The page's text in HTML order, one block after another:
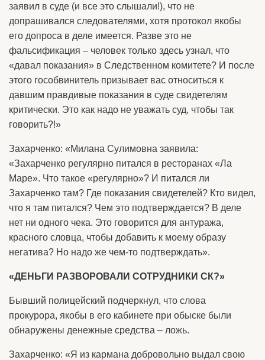
заявил в суде (и все это слышали!), что не
допрашивался следователями, хотя протокол якобы
его допроса в деле имеется. Разве это не
фальсификация – человек только здесь узнал, что
«давал показания» в Следственном комитете? И после
этого гособвинитель призывает вас относиться к
давшим правдивые показания в суде свидетелям
критически. Это как надо не уважать суд, чтобы так
говорить?!»
Захарченко: «Милана Сулимовна заявила:
«Захарченко регулярно питался в ресторанах «Ла
Маре». Что такое «регулярно»? И питался ли
Захарченко там? Где показания свидетелей? Кто видел,
что я там питался? Чем это подтверждается? В деле
нет ни одного чека. Это говорится для антуража,
красного словца, чтобы добавить к моему образу
негатива? Но надо же чем-то подтверждать».
«ДЕНЬГИ РАЗВОРОВАЛИ СОТРУДНИКИ СК?»
Бывший полицейский подчеркнул, что слова
прокурора, якобы в его кабинете при обыске были
обнаружены денежные средства – ложь.
Захарченко: «Я из кармана добровольно выдал свою